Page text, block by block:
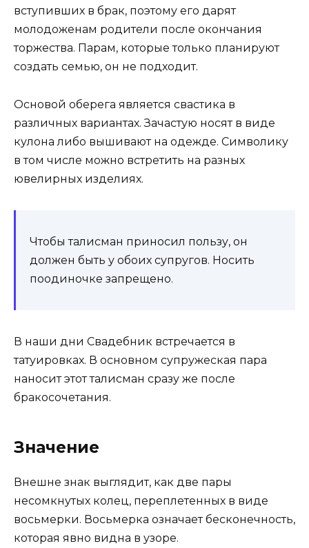
вступивших в брак, поэтому его дарят
молодоженам родители после окончания
торжества. Парам, которые только планируют
создать семью, он не подходит.
Основой оберега является свастика в
различных вариантах. Зачастую носят в виде
кулона либо вышивают на одежде. Символику
в том числе можно встретить на разных
ювелирных изделиях.
Чтобы талисман приносил пользу, он
должен быть у обоих супругов. Носить
поодиночке запрещено.
В наши дни Свадебник встречается в
татуировках. В основном супружеская пара
наносит этот талисман сразу же после
бракосочетания.
Значение
Внешне знак выглядит, как две пары
несомкнутых колец, переплетенных в виде
восьмерки. Восьмерка означает бесконечность,
которая явно видна в узоре.